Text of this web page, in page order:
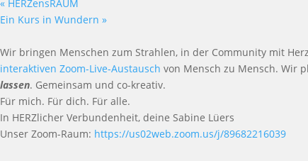
« HERZensRAUM
Ein Kurs in Wundern »
Wir bringen Menschen zum Strahlen, in der Community mit
interaktiven Zoom-Live-Austausch von Mensch zu Mensch. Wir
lassen. Gemeinsam und co-kreativ.
Für mich. Für dich. Für alle.
In HERZlicher Verbundenheit, deine Sabine Lüers
Unser Zoom-Raum: https://us02web.zoom.us/j/89682216039